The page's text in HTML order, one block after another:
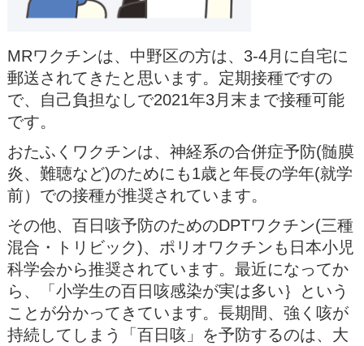
MRワクチンは、中野区の方は、3-4月に自宅に
郵送されてきたと思います。定期接種ですの
で、自己負担なしで2021年3月末まで接種可能
です。
おたふくワクチンは、神経系の合併症予防(髄膜
炎、難聴など)のためにも1歳と年長の学年(就学
前）での接種が推奨されています。
その他、百日咳予防のためのDPTワクチン(三種
混合・トリビック)、ポリオワクチンも日本小児
科学会から推奨されています。最近になってか
ら、「小学生の百日咳感染が実は多い｝という
ことが分かってきています。長期間、強く咳が
持続してしまう「百日咳」を予防するのは、大